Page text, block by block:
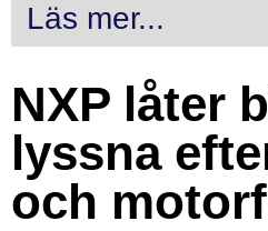
Läs mer...
NXP låter
lyssna
och